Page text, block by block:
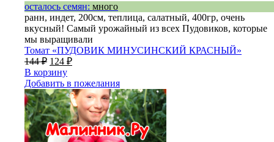
осталось семян: много
ранн, индет, 200см, теплица, салатный, 400гр, очень
вкусный! Самый урожайный из всех Пудовиков, которые
мы выращивали
Томат «ПУДОВИК МИНУСИНСКИЙ КРАСНЫЙ»
144₽ 124 ₽
В корзину
Добавить в пожелания